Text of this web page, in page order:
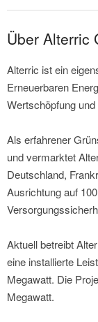
Über Alterric
Alterric ist ein
Erneuerbaren
Wertschöpfung
Als erfahrener
und vermarktet
Deutschland,
Ausrichtung auf
Aktuell betreibt
eine installierte
Megawatt. Die
Megawatt.